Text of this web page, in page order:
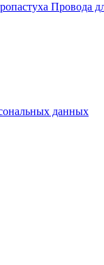
Провода
данных